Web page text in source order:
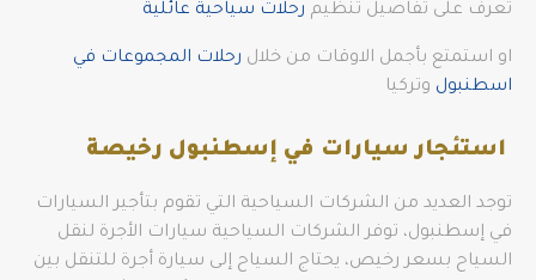
تعرف على تفاصيل تنظيم رحلات سياحية عائلية
او استمتع بأجمل الاوقات من خلال رحلات المجموعات في
اسطنبول وتركيا
استئجار سيارات في إسطنبول رخيصة
توجد العديد من الشركات السياحية التي تقوم بتأجير السيارات
في إسطنبول، توفر الشركات السياحية سيارات الأجرة لنقل
السياح بسعر رخيص، يحتاج السياح إلى سيارة أجرة للتنقل بين